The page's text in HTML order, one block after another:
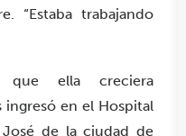
“Estaba trabajando
ella creciera
ingresó en el Hospital
de la ciudad de